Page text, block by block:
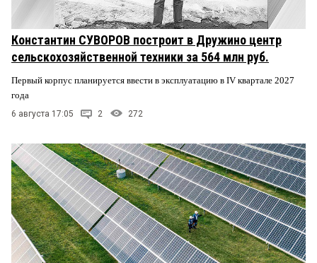
Константин СУВОРОВ построит в Дружино центр
сельскохозяйственной техники за 564 млн руб.
Первый корпус планируется ввести в эксплуатацию в IV квартале 2027
года
6 августа 17:05 2 272